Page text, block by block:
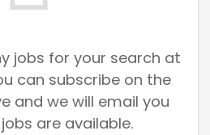
jobs for your search at
can subscribe on the
and we will email you
are available.